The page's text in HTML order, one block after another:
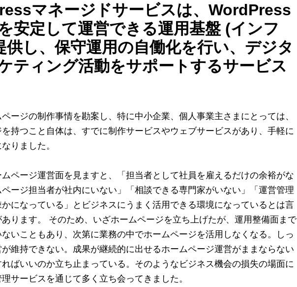
マネージドサービスは、WordPress
安定して運営できる運用基盤 (インフ
供し、保守運用の自働化を行い、デジタ
ティング活動をサポートするサービス
ージの制作事情を勘案し、特に中小企業、個人事業主さまにとっては、
持つこと自体は、すでに制作サービスやウェブサービスがあり、手軽に
りました。
ムページ運営面を見ますと、「担当者として社員を雇えるだけの余裕がな
ージ担当者が社内にいない」「相談できる専門家がいない」「運営管理
になっている」とビジネスにうまく活用できる環境になっているとは言
あります。 そのため、いざホームページを立ち上げたが、運用整備面まで
いこともあり、次第に業務の中でホームページを活用しなくなる。しっ
維持できない。成果が継続的に出せるホームページ運営がままならない
ばいいのか立ち止まっている。そのようなビジネス機会の損失の場面に
サービスを通じて多く立ち会ってきました。